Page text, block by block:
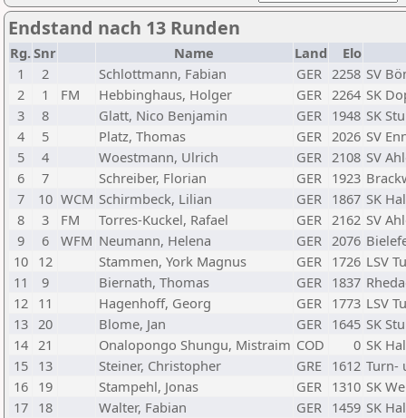
Endstand nach 13 Runden
Rg.Snr Name Land
Elo
1
2 Schlottmann, Fabian GER 2258 SV
2
1 FM Hebbinghaus, Holger GER 2264 SK
3
8 Glatt, Nico Benjamin GER 1948 SK
4
5 Platz, Thomas GER 2026 SV
5
4 Woestmann, Ulrich GER 2108 SV
6
7 Schreiber, Florian GER 1923
7
10 WCM Schirmbeck, Lilian GER 1867 SK
8
3 FM Torres-Kuckel, Rafael GER 2162 SV
9
6 WFM Neumann, Helena GER 2076
10 12 Stammen, York Magnus GER 1726 LSV
11
9 Biernath, Thomas GER 1837
12 11 Hagenhoff, Georg GER 1773 LSV
13 20 Blome, Jan GER 1645 SK
14 21 Onalopongo Shungu, Mistraim COD 0 SK
15 13 Steiner, Christopher GRE 1612 Turn-
16 19 Stampehl, Jonas GER 1310 SK
17 18 Walter, Fabian GER 1459 SK